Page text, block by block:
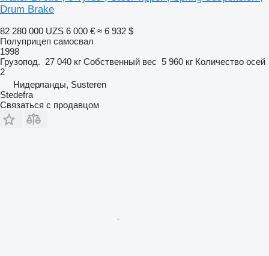
Drum Brake
82 280 000 UZS 6 000 € ≈ 6 932 $
Полуприцеп самосвал
1998
Грузопод. 27 040 кг Собственный вес 5 960 кг Количество осей
2
Нидерланды, Susteren
Stedefra
Связаться с продавцом